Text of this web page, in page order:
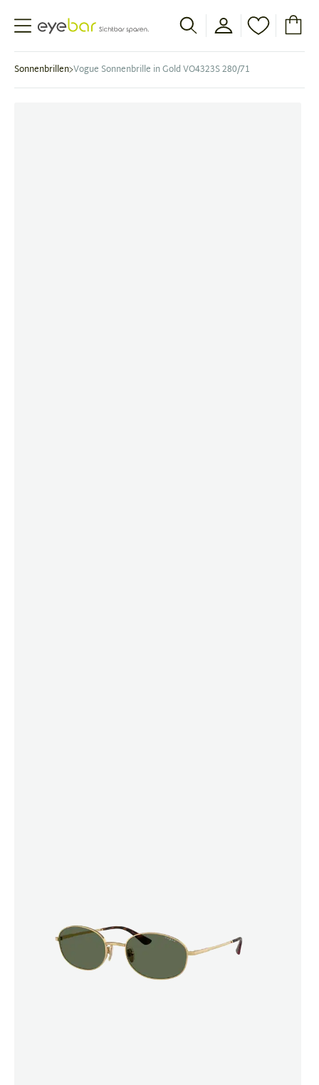
Abele Optic
Sonnenbrillen Vogue Sonnenbrille in Gold VO4323S 280/71